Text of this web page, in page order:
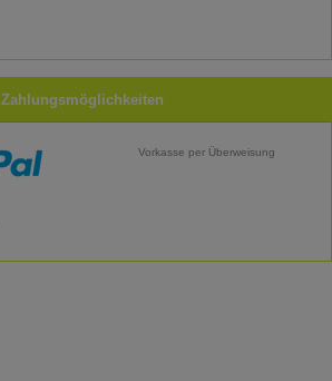
Zahlungsmöglichkeiten
Vorkasse per Überweisung